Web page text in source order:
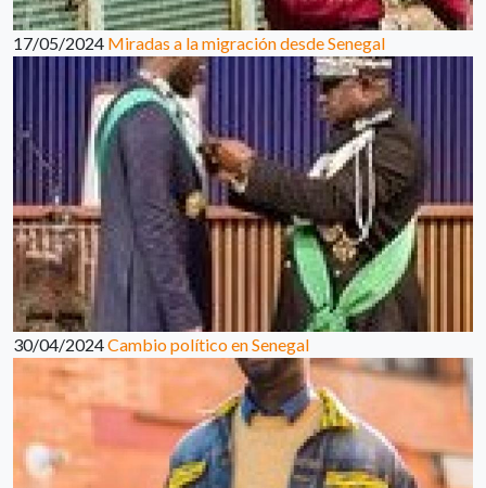
17/05/2024 Miradas a la migración desde Senegal
30/04/2024Cambio político en Senegal